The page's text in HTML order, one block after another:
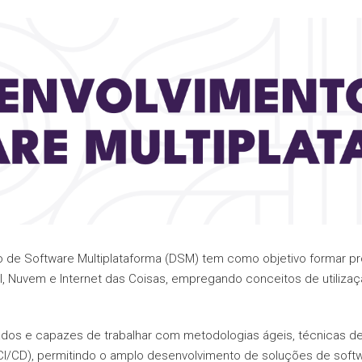
de Software Multiplataforma (DSM) tem como objetivo formar
Nuvem e Internet das Coisas, empregando conceitos de
e capazes de trabalhar com metodologias ágeis, técnicas
CD), permitindo o amplo desenvolvimento de soluções de